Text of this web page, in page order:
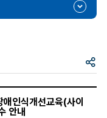
공
인식개선교육(사이
안내